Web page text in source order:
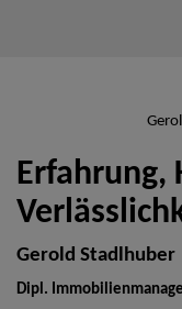
Erfahrung,
Gerold
Dipl.